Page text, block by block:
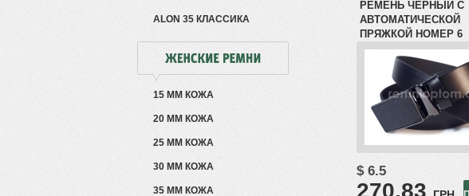
ALON 35 КЛАССИКА
15 ММ КОЖА
20 ММ КОЖА
25 ММ КОЖА
30 ММ КОЖА
35 ММ КОЖА
РЕМЕНЬ ЧЕРНЫЙ С
АВТОМАТИЧЕСКОЙ
ПРЯЖКОЙ НОМЕР 6
$ 6.5